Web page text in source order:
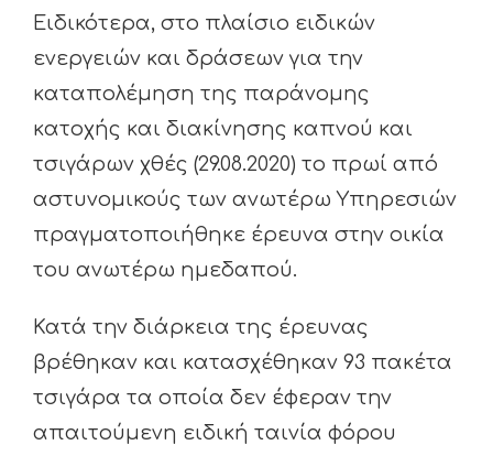
Ειδικότερα, στο πλαίσιο ειδικών
ενεργειών και δράσεων για την
καταπολέμηση της παράνομης
κατοχής και διακίνησης καπνού και
τσιγάρων χθές (29.08.2020) το πρωί από
αστυνομικούς των ανωτέρω Υπηρεσιών
πραγματοποιήθηκε έρευνα στην οικία
του ανωτέρω ημεδαπού.
Κατά την διάρκεια της έρευνας
βρέθηκαν και κατασχέθηκαν 93 πακέτα
τσιγάρα τα οποία δεν έφεραν την
απαιτούμενη ειδική ταινία φόρου